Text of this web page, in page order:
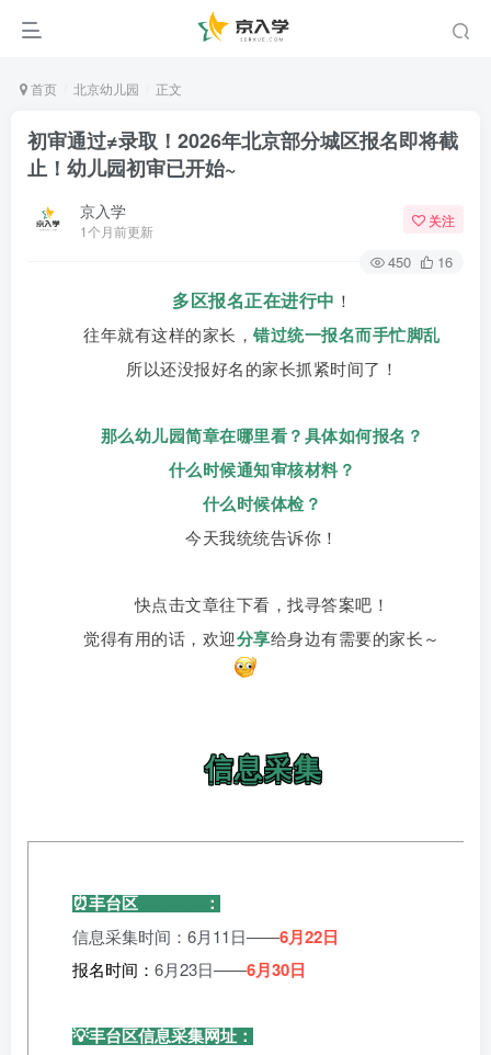
首页 北京幼儿园 正文
初审通过≠录取！2026年北京部分城区报名即将截
止！幼儿园初审已开始~
京入学
1个月前更新
关注
450 16
多区报名正在进行中 ！
往年就有这样的家长，错过统一报名而手忙脚乱
所以还没报好名的家长抓紧时间了！
那么幼儿园简章在哪里看？具体如何报名？
什么时候通知审核材料 ？
什么时候体检 ？
今天我统统告诉你！
快点击文章往下看，找寻答案吧！
觉得有用的话，欢迎分享给身边有需要的家长～
信息采集
⏰丰台区 ：
信息采集时间：6月11日——6月22日
报名时间： 6月23日——6月30日
💡丰台区信息采集网址：